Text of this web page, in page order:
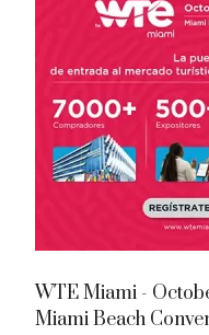
WTE Miami -
Miami Beach